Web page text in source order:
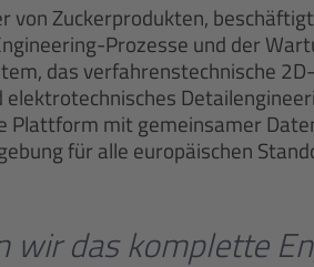
von Zuckerprodukten,
Prozesse und der
das verfahrenstechnische
Plattform mit gemeinsamer
für alle europäischen
wir das komplette